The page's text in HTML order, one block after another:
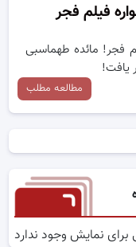
فیلم فجر
فجر! مائده طهماسبی
یافت!
مطالعه مطلب
نمایش وجود ندارد